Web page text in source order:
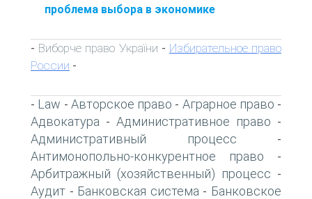
проблема выбора в экономике
- Виборче право України - Избирательное право
России -
- Law - Авторское право - Аграрное право -
Адвокатура - Административное право -
Административный процесс -
Антимонопольно-конкурентное право -
Арбитражный (хозяйственный) процесс -
Аудит - Банковская система - Банковское